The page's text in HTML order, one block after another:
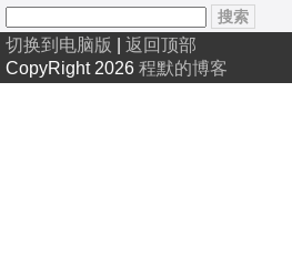
切换到电脑版
返回顶部
CopyRight 2026 程默的博客